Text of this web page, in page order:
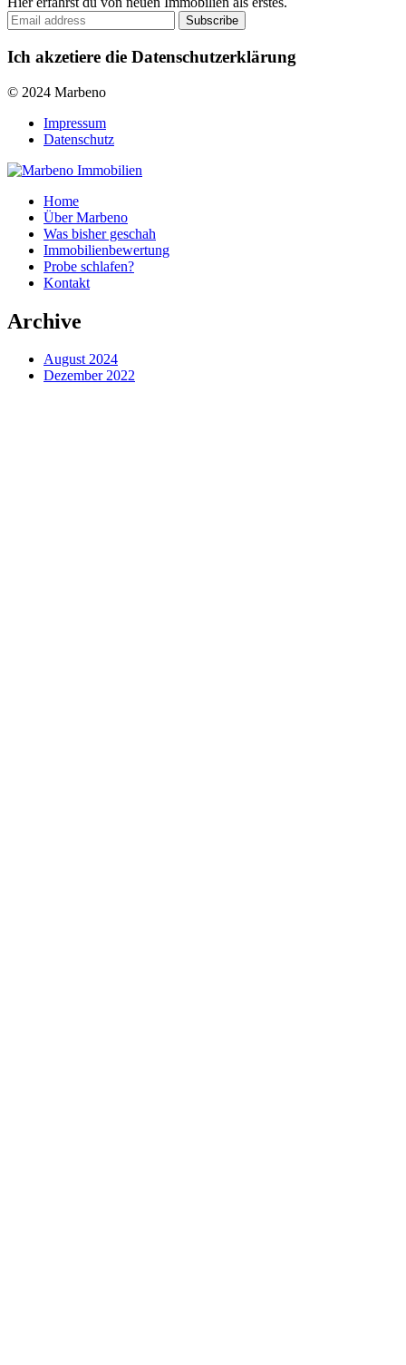
Ich akzetiere die Datenschutzerklärung
© 2024 Marbeno
Impressum
Datenschutz
Home
Über Marbeno
Was bisher geschah
Immobilienbewertung
Probe schlafen?
Kontakt
Archive
August 2024
Dezember 2022